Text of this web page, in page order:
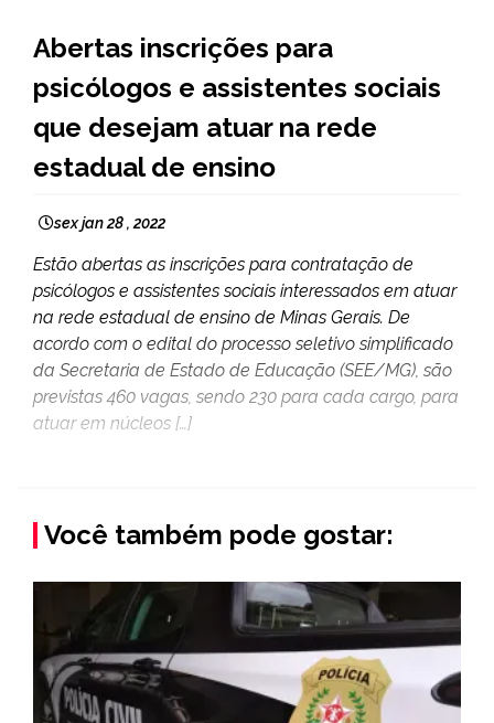
GERAIS
NOTÍCIAS
Abertas inscrições para
psicólogos e assistentes sociais
que desejam atuar na rede
estadual de ensino
sex jan 28 , 2022
Estão abertas as inscrições para contratação de
psicólogos e assistentes sociais interessados em atuar
na rede estadual de ensino de Minas Gerais. De
acordo com o edital do processo seletivo simplificado
da Secretaria de Estado de Educação (SEE/MG), são
previstas 460 vagas, sendo 230 para cada cargo, para
atuar em núcleos […]
Você também pode gostar: